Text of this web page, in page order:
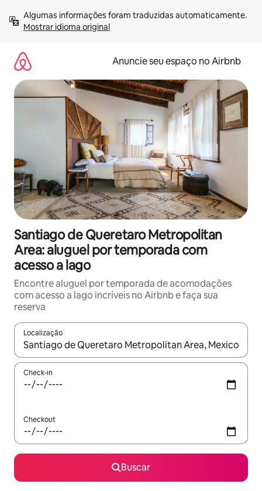
para
Mostrar idioma original
Anuncie seu espaço no Airbnb
Santiago de Queretaro Metropolitan
Area: aluguel por temporada com
acesso a lago
Encontre aluguel por temporada de acomodações
com acesso a lago incríveis no Airbnb e faça sua
reserva
Localização
Quando os resultados estiverem disponíveis, explore-os
Check-in
Checkout
Buscar